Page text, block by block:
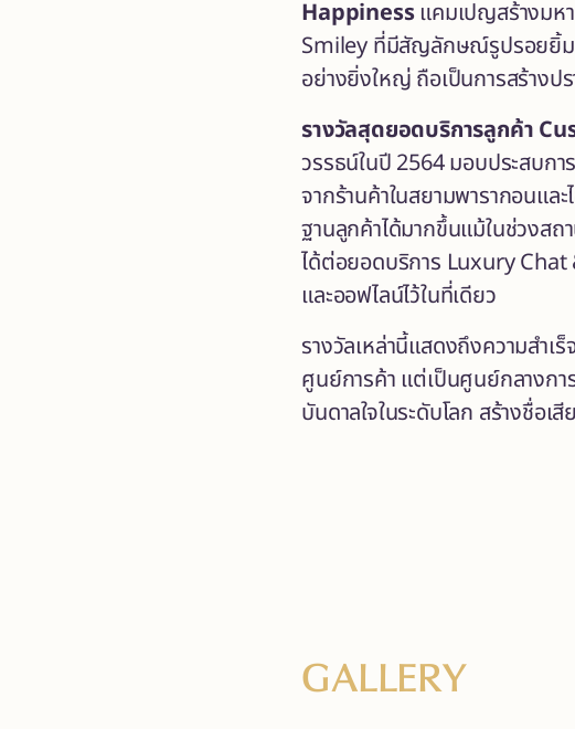
Happiness แคมเปญสร้างมห
Smiley ที่มีสัญลักษณ์รูปรอยยิ้มที่
อย่างยิ่งใหญ่ ถือเป็นการสร้าง
รางวัลสุดยอดบริการลูกค้า
วรรธน์ในปี 2564 มอบประสบก
จากร้านค้าในสยามพารากอนแล
ฐานลูกค้าได้มากขึ้นแม้ในช่วงส
ได้ต่อยอดบริการ Luxury
และออฟไลน์ไว้ในที่เดียว
รางวัลเหล่านี้แสดงถึงความสำ
ศูนย์การค้า แต่เป็นศูนย์กลางก
บันดาลใจในระดับโลก สร้างชื่อเ
GALLERY